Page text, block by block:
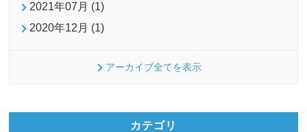
2021年07月 (1)
2020年12月 (1)
アーカイブ全てを表示
カテゴリ